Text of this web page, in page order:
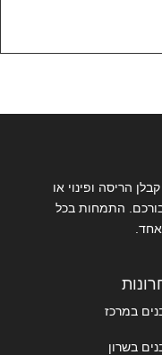
הריסה ופינוי או
התמחות בכל
במרכז
בשרון